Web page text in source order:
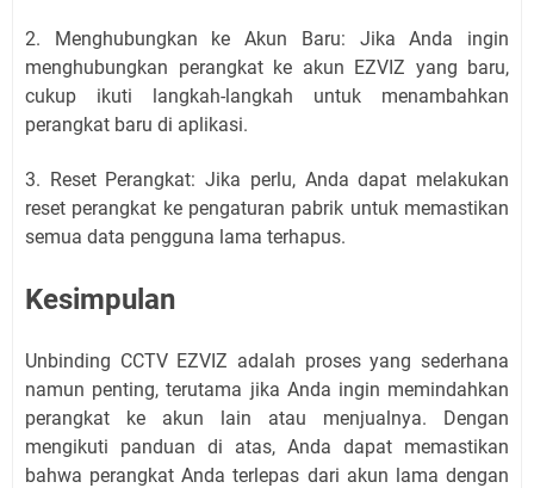
2. Menghubungkan ke Akun Baru: Jika Anda ingin
menghubungkan perangkat ke akun EZVIZ yang baru,
cukup ikuti langkah-langkah untuk menambahkan
perangkat baru di aplikasi.
3. Reset Perangkat: Jika perlu, Anda dapat melakukan
reset perangkat ke pengaturan pabrik untuk memastikan
semua data pengguna lama terhapus.
Kesimpulan
Unbinding CCTV EZVIZ adalah proses yang sederhana
namun penting, terutama jika Anda ingin memindahkan
perangkat ke akun lain atau menjualnya. Dengan
mengikuti panduan di atas, Anda dapat memastikan
bahwa perangkat Anda terlepas dari akun lama dengan